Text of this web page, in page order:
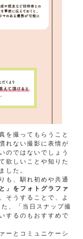
を撮ってもらうこと
れない撮影に表情が
のではないでしょう
欲しいことや知りた
した。
も、馴れ初めや共通
」をフォトグラファ
そうすることで、よ
、「当日スナップ撮
するのもおすすめで
ーとコミュニケーシ